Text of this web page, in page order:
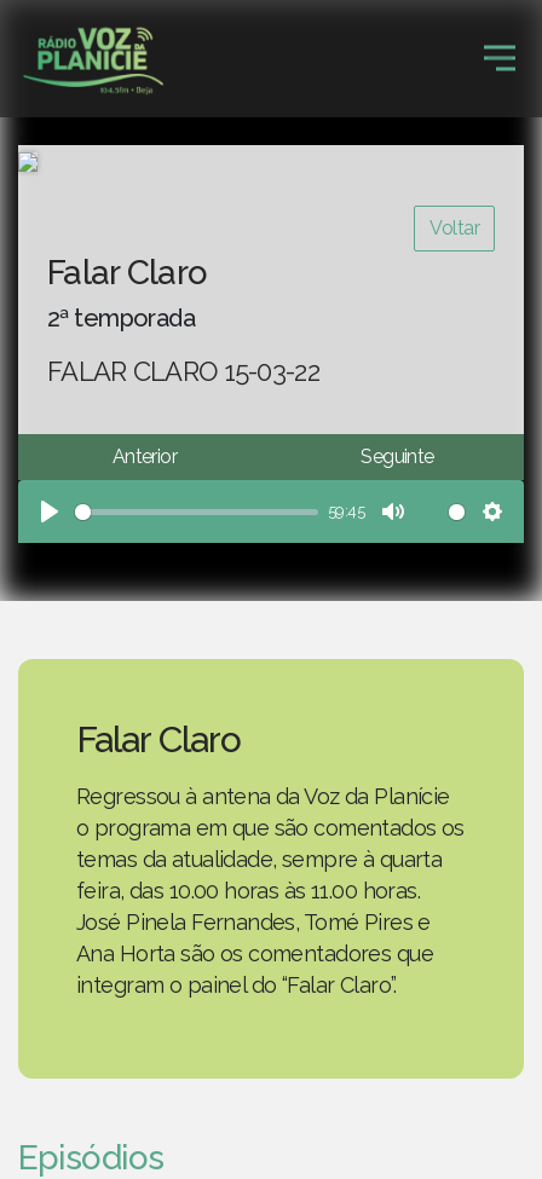
Voltar
Falar Claro
2ª temporada
FALAR CLARO 15-03-22
Anterior Seguinte
Play
59:45
Mute
Falar Claro
Regressou à antena da Voz da Planície
o programa em que são comentados os
temas da atualidade, sempre à quarta
feira, das 10.00 horas às 11.00 horas.
José Pinela Fernandes, Tomé Pires e
Ana Horta são os comentadores que
integram o painel do “Falar Claro”.
Episódios